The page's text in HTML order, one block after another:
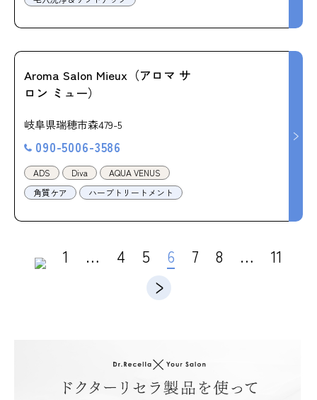
Aroma Salon Mieux（アロマ サ
ロン ミュー）
岐阜県瑞穂市森479-5
090-5006-3586
ADS Diva
AQUA VENUS
角質ケア
ハーブトリートメント
1 … 4 5 6 7 8 … 11